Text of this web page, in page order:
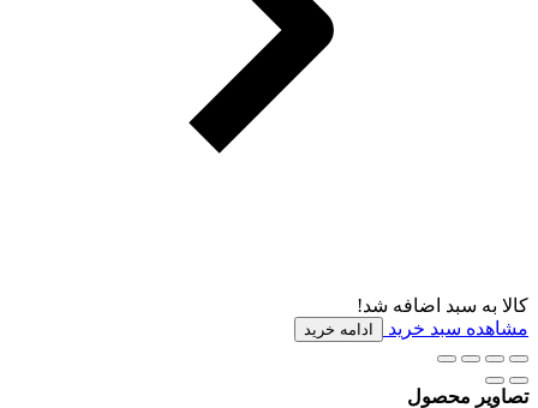
کالا به سبد اضافه شد!
مشاهده سبد خرید
ادامه خرید
تصاویر محصول